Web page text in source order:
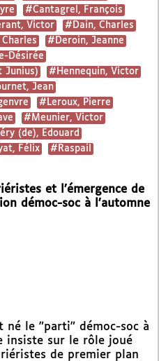
#Cantagrel, François
Victor
#Dain, Charles
#Deroin, Jeanne
Désirée
Junius)
#Hennequin, Victor
Jean
#Leroux, Pierre
#Meunier, Victor
(de), Edouard
Félix
#Raspail
et l’émergence de
démoc-soc à l’automne
né le "parti" démoc-soc à
insiste sur le rôle joué
de premier plan